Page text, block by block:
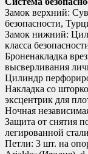
Замок верхний:
безопасности,
Замок нижний:
класса
Броненакладка
высверливания
Цилиндр
Накладка со
эксцентрик для
Ночная
Защита от снятия
легированной
Петли: 3 шт. на